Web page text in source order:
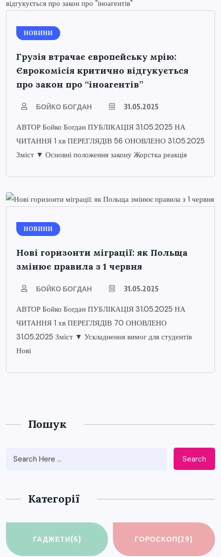
НОВИНИ
Грузія втрачає європейську мрію:
Єврокомісія критично відгукується
про закон про “іноагентів”
БОЙКО БОГДАН 31.05.2025
АВТОР Бойко Богдан ПУБЛІКАЦІЯ 31.05.2025 НА
ЧИТАННЯ 1 хв ПЕРЕГЛЯДІВ 56 ОНОВЛЕНО 31.05.2025
Зміст ▼ Основні положення закону Жорстка реакція
НОВИНИ
Нові горизонти міграції: як Польща
змінює правила з 1 червня
БОЙКО БОГДАН 31.05.2025
АВТОР Бойко Богдан ПУБЛІКАЦІЯ 31.05.2025 НА
ЧИТАННЯ 1 хв ПЕРЕГЛЯДІВ 70 ОНОВЛЕНО
31.05.2025 Зміст ▼ Ускладнення вимог для студентів
Нові
Пошук
Search
Категорії
ГАДЖЕТИ(6) ГОРОСКОП(29)